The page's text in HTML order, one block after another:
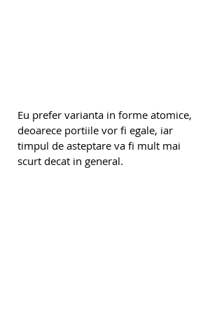
Eu prefer varianta in forme atomice,
deoarece portiile vor fi egale, iar
timpul de asteptare va fi mult mai
scurt decat in general.